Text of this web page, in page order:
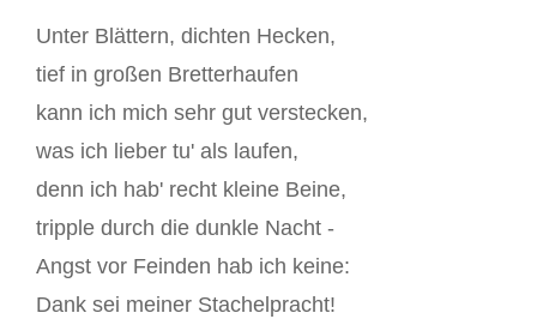
Unter Blättern, dichten Hecken,
tief in großen Bretterhaufen
kann ich mich sehr gut verstecken,
was ich lieber tu' als laufen,
denn ich hab' recht kleine Beine,
tripple durch die dunkle Nacht -
Angst vor Feinden hab ich keine:
Dank sei meiner Stachelpracht!